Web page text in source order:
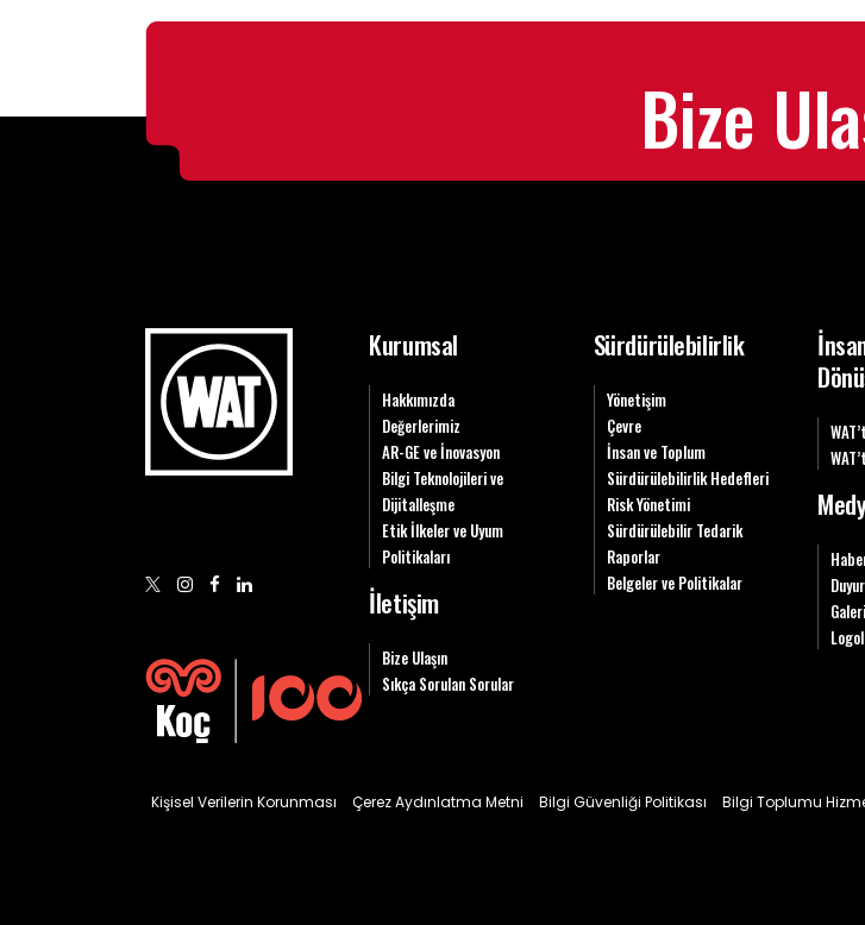
Bize
Kurumsal
Hakkımızda
Değerlerimiz
AR-GE ve İnovasyon
Bilgi Teknolojileri ve
Dijitalleşme
Etik İlkeler ve Uyum
Politikaları
İletişim
Bize Ulaşın
Sıkça Sorulan Sorular
Sürdürülebilirlik
Yönetişim
Çevre
İnsan ve Toplum
Sürdürülebilirlik Hedefleri
Risk Yönetimi
Sürdürülebilir Tedarik
Raporlar
Belgeler ve Politikalar
Galeri
Kişisel Verilerin Korunması Çerez Aydınlatma Metni Bilgi Güvenliği Politikası Bilgi Toplumu